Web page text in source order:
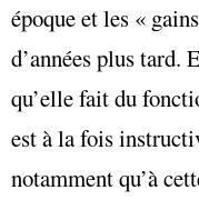
époque et les «
d’années plus tard.
qu’elle fait du
est à la fois
notamment qu’à